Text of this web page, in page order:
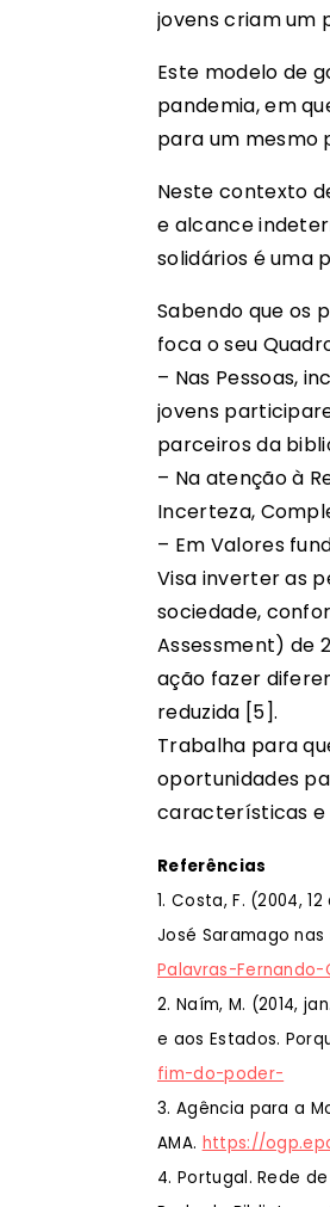
jovens criam um
Este modelo de
pandemia, em
para um mesmo
Neste contexto
e alcance
solidários é uma
Sabendo que os
foca o seu
– Nas Pessoas,
jovens
parceiros da
– Na atenção à
Incerteza,
– Em Valores
Visa inverter as
sociedade,
Assessment) de
ação fazer
reduzida [5].
Trabalha para
oportunidades
características e
Referências
1. Costa, F. (2004,
José Saramago nas
Palavras-
2. Naím, M. (2014,
e aos Estados.
fim-do-poder-
3. Agência para a
AMA. https://
4. Portugal. Rede